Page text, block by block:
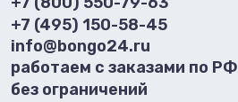
+7 (495) 150-58-45
info@bongo24.ru
работаем с заказами по РФ
без ограничений